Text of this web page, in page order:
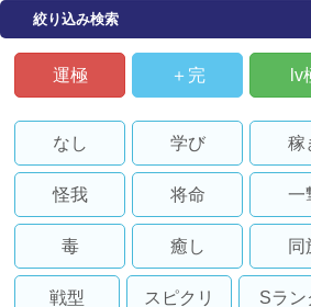
絞り込み検索
運極 ＋完 lv
なし 学び 稼
怪我 将命 一
毒 癒し 同
戦型 スピクリ Sラン